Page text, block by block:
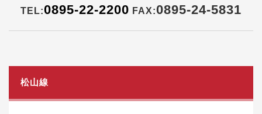
TEL:0895-22-2200 FAX:0895-24-5831
松山線